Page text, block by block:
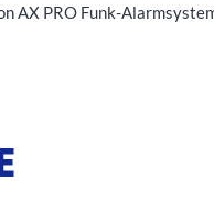
AX PRO Funk-